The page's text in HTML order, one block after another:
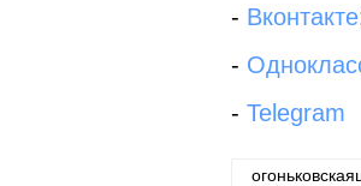
- Вконтакте
-
- Telegram